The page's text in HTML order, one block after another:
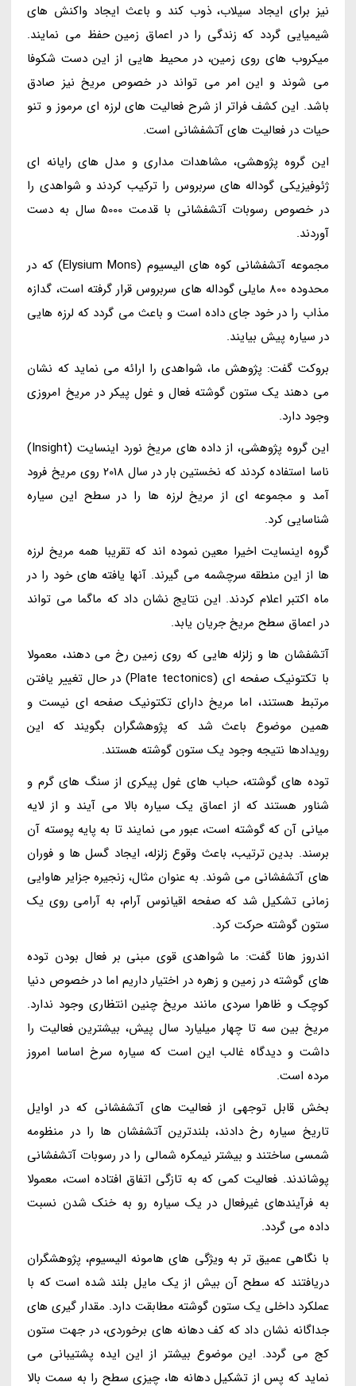
نیز برای ایجاد سیلاب، ذوب کند و باعث ایجاد واکنش های
شیمیایی گردد که زندگی را در اعماق زمین حفظ می نمایند.
میکروب های روی زمین، در محیط هایی از این دست شکوفا
می شوند و این امر می تواند در خصوص مریخ نیز صادق
باشد. این کشف فراتر از شرح فعالیت های لرزه ای مرموز و تنو
حیات در فعالیت های آتشفشانی است.
این گروه پژوهشی، مشاهدات مداری و مدل های رایانه ای
ژئوفیزیکی گوداله های سربروس را ترکیب کردند و شواهدی را
در خصوص رسوبات آتشفشانی با قدمت 5000 سال به دست
آوردند.
مجموعه آتشفشانی کوه های الیسیوم (Elysium Mons) که در
محدوده 800 مایلی گوداله های سربروس قرار گرفته است، گدازه
مذاب را در خود جای داده است و باعث می گردد که لرزه هایی
در سیاره پیش بیایند.
بروکت گفت: پژوهش ما، شواهدی را ارائه می نماید که نشان
می دهند یک ستون گوشته فعال و غول پیکر در مریخ امروزی
وجود دارد.
این گروه پژوهشی، از داده های مریخ نورد اینسایت (Insight)
ناسا استفاده کردند که نخستین بار در سال 2018 روی مریخ فرود
آمد و مجموعه ای از مریخ لرزه ها را در سطح این سیاره
شناسایی کرد.
گروه اینسایت اخیرا معین نموده اند که تقریبا همه مریخ لرزه
ها از این منطقه سرچشمه می گیرند. آنها یافته های خود را در
ماه اکتبر اعلام کردند. این نتایج نشان داد که ماگما می تواند
در اعماق سطح مریخ جریان یابد.
آتشفشان ها و زلزله هایی که روی زمین رخ می دهند، معمولا
با تکتونیک صفحه ای (Plate tectonics) در حال تغییر یافتن
مرتبط هستند، اما مریخ دارای تکتونیک صفحه ای نیست و
همین موضوع باعث شد که پژوهشگران بگویند که این
رویدادها نتیجه وجود یک ستون گوشته هستند.
توده های گوشته، حباب های غول پیکری از سنگ های گرم و
شناور هستند که از اعماق یک سیاره بالا می آیند و از لایه
میانی آن که گوشته است، عبور می نمایند تا به پایه پوسته آن
برسند. بدین ترتیب، باعث وقوع زلزله، ایجاد گسل ها و فوران
های آتشفشانی می شوند. به عنوان مثال، زنجیره جزایر هاوایی
زمانی تشکیل شد که صفحه اقیانوس آرام، به آرامی روی یک
ستون گوشته حرکت کرد.
اندروز هانا گفت: ما شواهدی قوی مبنی بر فعال بودن توده
های گوشته در زمین و زهره در اختیار داریم اما در خصوص دنیا
کوچک و ظاهرا سردی مانند مریخ چنین انتظاری وجود ندارد.
مریخ بین سه تا چهار میلیارد سال پیش، بیشترین فعالیت را
داشت و دیدگاه غالب این است که سیاره سرخ اساسا امروز
مرده است.
بخش قابل توجهی از فعالیت های آتشفشانی که در اوایل
تاریخ سیاره رخ دادند، بلندترین آتشفشان ها را در منظومه
شمسی ساختند و بیشتر نیمکره شمالی را در رسوبات آتشفشانی
پوشاندند. فعالیت کمی که به تازگی اتفاق افتاده است، معمولا
به فرآیندهای غیرفعال در یک سیاره رو به خنک شدن نسبت
داده می گردد.
با نگاهی عمیق تر به ویژگی های هامونه الیسیوم، پژوهشگران
دریافتند که سطح آن بیش از یک مایل بلند شده است که با
عملکرد داخلی یک ستون گوشته مطابقت دارد. مقدار گیری های
جداگانه نشان داد که کف دهانه های برخوردی، در جهت ستون
کج می گردد. این موضوع بیشتر از این ایده پشتیبانی می
نماید که پس از تشکیل دهانه ها، چیزی سطح را به سمت بالا